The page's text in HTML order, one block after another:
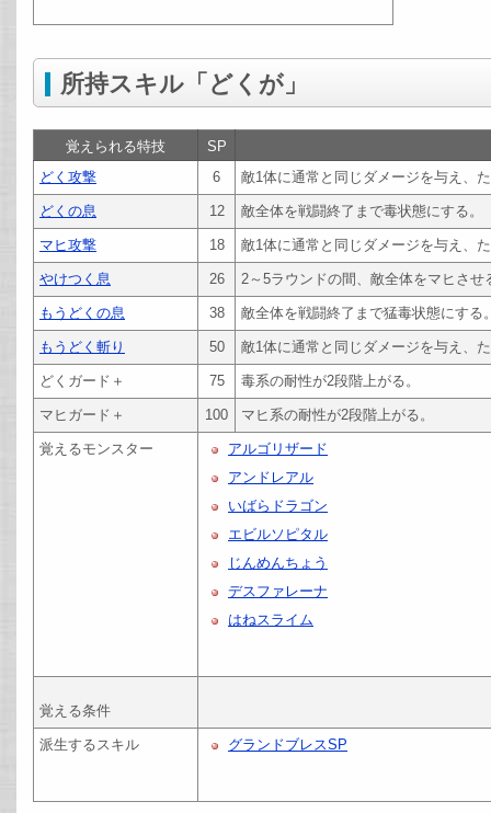
所持スキル「どくが」
覚えられる特技
SP
どく攻撃
6 敵1体に通常と同じダメージを与え、
どくの息 12 敵全体を戦闘終了まで毒状態にする。
マヒ攻撃 18 敵1体に通常と同じダメージを与え、
やけつく息 26 2～5ラウンドの間、敵全体をマヒさせ
もうどくの息 38 敵全体を戦闘終了まで猛毒状態にする
もうどく斬り 50 敵1体に通常と同じダメージを与え、
どくガード＋ 75 毒系の耐性が2段階上がる。
マヒガード＋ 100 マヒ系の耐性が2段階上がる。
覚えるモンスター
アルゴリザード
アンドレアル
いばらドラゴン
エビルソピタル
じんめんちょう
デスファレーナ
はねスライム
覚える条件
派生するスキル グランドブレスSP